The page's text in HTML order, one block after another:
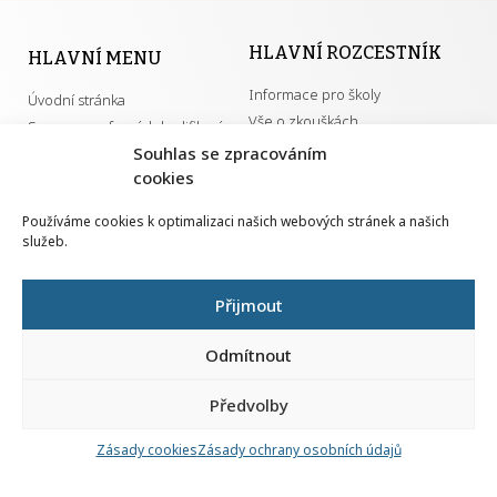
Souhlas se zpracováním
cookies
Používáme cookies k optimalizaci našich webových stránek a našich
služeb.
Přijmout
Odmítnout
Předvolby
Zásady cookiesZásady ochrany osobních údajů
HLAVNÍ MENU
Úvodní stránka
Seznam profesních kvalifikací
HLAVNÍ ROZCESTNÍK
Informace pro školy
Vše o zkouškách
Pro autorizované osoby
DŮLEŽITÉ ODKAZY
Národní pedagogický institut ČR
Senovážné náměstí 25